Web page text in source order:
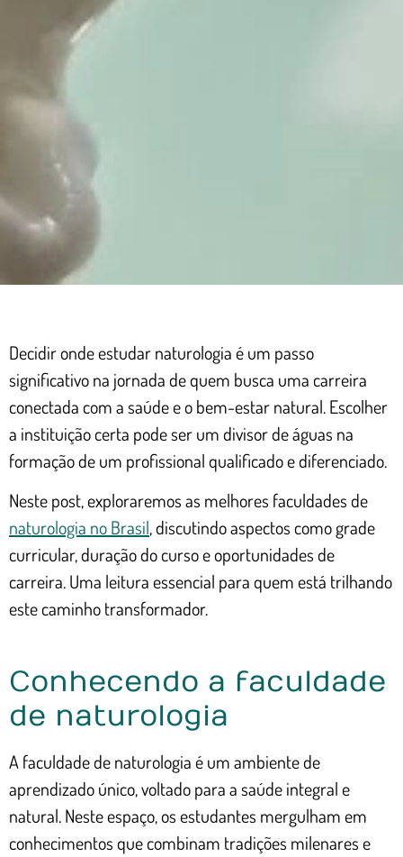
Decidir onde estudar naturologia é um passo
significativo na jornada de quem busca uma carreira
conectada com a saúde e o bem-estar natural. Escolher
a instituição certa pode ser um divisor de águas na
formação de um profissional qualificado e diferenciado.
Neste post, exploraremos as melhores faculdades de
naturologia no Brasil, discutindo aspectos como grade
curricular, duração do curso e oportunidades de
carreira. Uma leitura essencial para quem está trilhando
este caminho transformador.
Conhecendo a faculdade
de naturologia
A faculdade de naturologia é um ambiente de
aprendizado único, voltado para a saúde integral e
natural. Neste espaço, os estudantes mergulham em
conhecimentos que combinam tradições milenares e